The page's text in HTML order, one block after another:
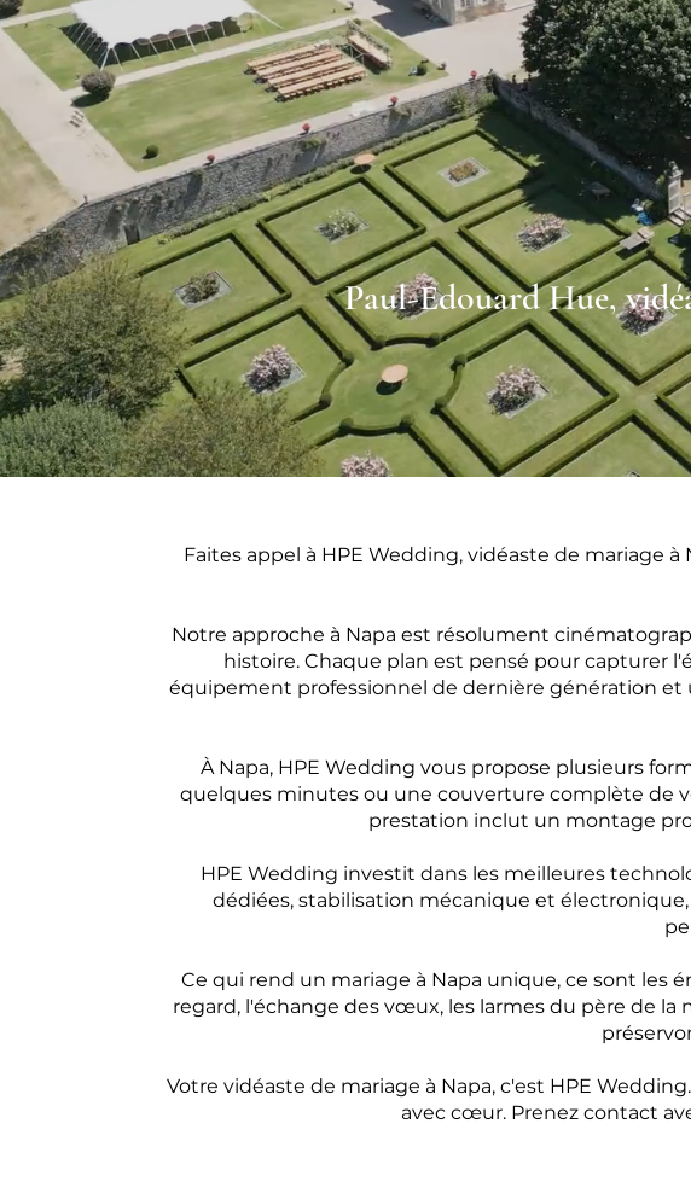
Paul-Edouard Hue,
Faites appel à HPE Wedding, vidéaste de mariage
Notre approche à Napa est résolument
histoire. Chaque plan est pensé pour capturer
équipement professionnel de dernière génération
À Napa, HPE Wedding vous propose plusieurs
quelques minutes ou une couverture complète de
prestation inclut un montage
HPE Wedding investit dans les meilleures
dédiées, stabilisation mécanique et
Ce qui rend un mariage à Napa unique, ce sont les
regard, l'échange des vœux, les larmes du père de la
Votre vidéaste de mariage à Napa, c'est HPE
avec cœur. Prenez contact